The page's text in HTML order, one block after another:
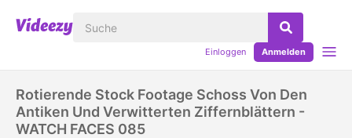
Einloggen Anmelden
Rotierende Stock Footage Schoss Von Den
Antiken Und Verwitterten Ziffernblättern -
WATCH FACES 085